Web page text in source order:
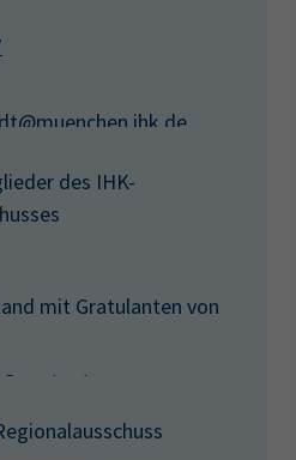
des IHK-
mit Gratulanten von